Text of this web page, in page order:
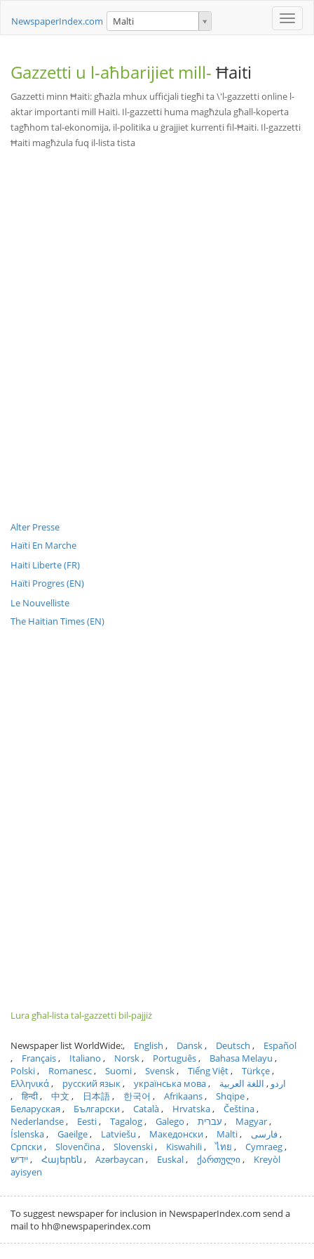
Toggle
NewspaperIndex.com Malti
Gazzetti u l-aħbarijiet mill- Ħaiti
Gazzetti minn Ħaiti: għażla mhux uffiċjali tiegħi ta \'l-gazzetti online l-
aktar importanti mill Haiti. Il-gazzetti huma magħżula għall-koperta
tagħhom tal-ekonomija, il-politika u ġrajjiet kurrenti fil-Ħaiti. Il-gazzetti
Ħaiti magħżula fuq il-lista tista
Alter Presse
Haïti En Marche
Haiti Liberte (FR)
Haïti Progres (EN)
Le Nouvelliste
The Haitian Times (EN)
Lura għal-lista tal-gazzetti bil-pajjiż
Newspaper list WorldWide: English Dansk Deutsch
Español
Français
Italiano Norsk Português
Bahasa Melayu
Polski
Romanesc Suomi Svensk Tiếng Việt
Türkçe
Ελληνικά
русский язык українська мова اردو
اللغة العربية
हिन्दी
中文 日本語 한국어 Afrikaans
Shqipe
Беларуская
Български Català Hrvatska
Čeština
Nederlandse
Eesti Tagalog Galego עברית
Magyar
Íslenska
Gaeilge Latviešu Македонски Malti
فارسی
Српски
Slovenčina Slovenski Kiswahili ไทย
Cymraeg
ייִדיש
Հայերեն Azərbaycan Euskal ქართული
Kreyòl
ayisyen
To suggest newspaper for inclusion in NewspaperIndex.com send a
mail to hh@newspaperindex.com